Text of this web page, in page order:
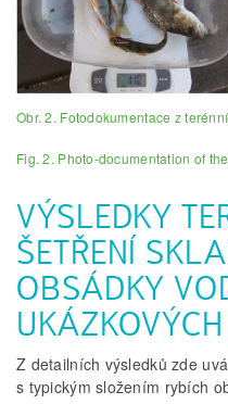
Obr. 2. Fotodokumentace z
Fig. 2. Photo-documentation of
VÝSLEDKY
ŠETŘENÍ
OBSÁDKY
Z detailních výsledků zde
s typickým složením rybích